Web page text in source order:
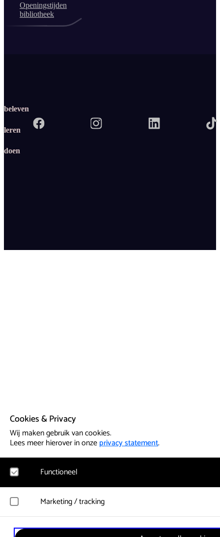
Cookies & Privacy
Wij maken gebruik van cookies.
Lees meer hierover in onzeprivacy statement.
Functioneel
Noodzakelijk
cookies geplaatst. Hierbij worden geen persoonsgegevens
Marketing / tracking
YouTube
Openingstijden
bibliotheek
beleven
leren
doen